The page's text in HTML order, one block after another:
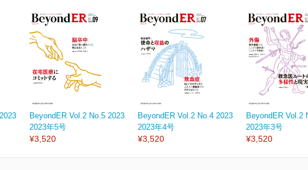
BeyondER Vol.2 No.5 2023
2023年5号
¥3,520
BeyondER Vol.2 No.4 2023
2023年4号
¥3,520
BeyondER Vol.2
2023年3号
¥3,520